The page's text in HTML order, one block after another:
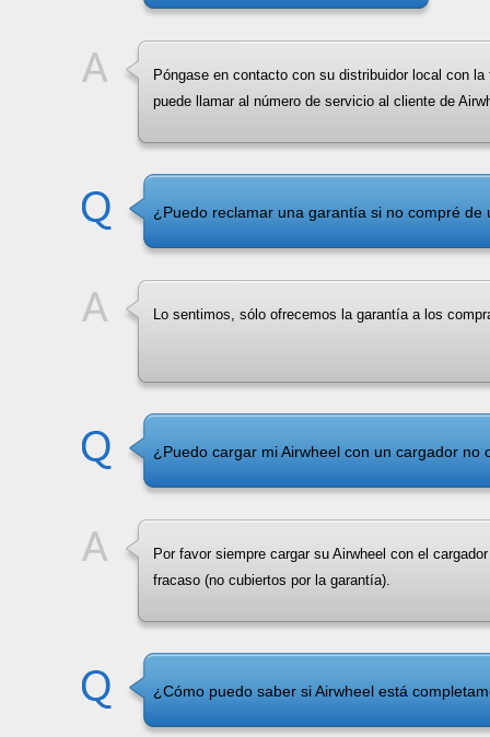
Póngase en contacto con su distribuidor local con
puede llamar al número de servicio al cliente de
¿Puedo reclamar una garantía si no compré de
Lo sentimos, sólo ofrecemos la garantía a los
¿Puedo cargar mi Airwheel con un cargador no
Por favor siempre cargar su Airwheel con el
fracaso (no cubiertos por la garantía).
¿Cómo puedo saber si Airwheel está